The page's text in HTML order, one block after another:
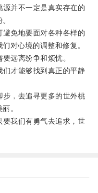
并不一定是真实存在的
免地要面对各种各样的
对心境的调整和修复。
远离纷争和烦忧。
才能够找到真正的平静
，去追寻更多的世外桃
。
我们有勇气去追求，世